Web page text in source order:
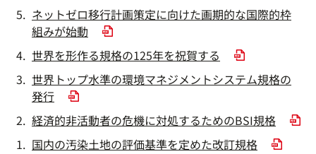
ネットゼロ移行計画策定に向けた画期的な国際的枠
組みが始動
世界を形作る規格の125年を祝賀する
世界トップ水準の環境マネジメントシステム規格の
発行
経済的非活動者の危機に対処するためのBSI規格
国内の汚染土地の評価基準を定めた改訂規格